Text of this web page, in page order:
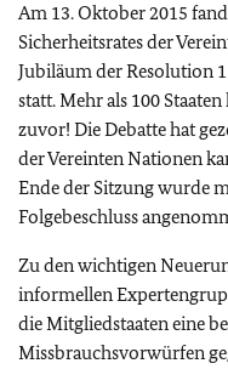
Am 13. Oktober 2015
Sicherheitsrates der
Jubiläum der Resolution
statt. Mehr als 100
zuvor! Die Debatte hat
der Vereinten Nationen
Ende der Sitzung wurde
Folgebeschluss
Zu den wichtigen
informellen
die Mitgliedstaaten eine
Missbrauchsvorwürfen